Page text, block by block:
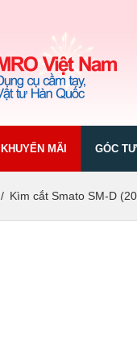
KHUYẾN MÃI GÓC
/ Kìm cắt Smato SM-D